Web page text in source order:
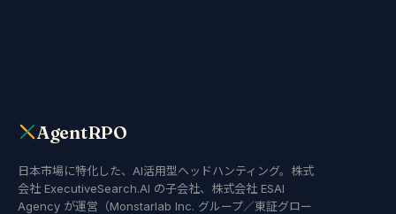
AgentRPO
日本市場に特化した、AI活用型ヘッドハンティング。株式
会社 ExecutiveSearch.AI の子会社、株式会社 ESAI
Agency が運営（Monstarlab Inc. グループ／東証グロー